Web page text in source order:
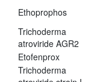
Ethoprophos
Trichoderma
atroviride AGR2
Etofenprox
Trichoderma